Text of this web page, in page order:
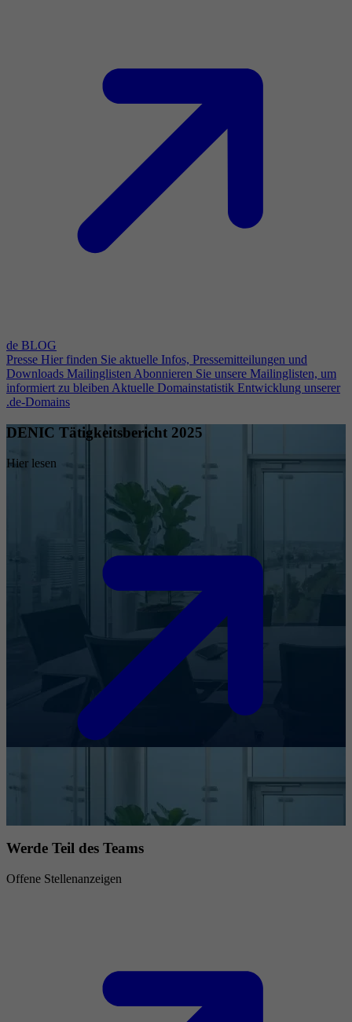
de BLOG
Presse Hier finden Sie aktuelle Infos, Pressemitteilungen und
Downloads Mailinglisten Abonnieren Sie unsere Mailinglisten, um
informiert zu bleiben Aktuelle Domainstatistik Entwicklung unserer
.de-Domains
DENIC Tätigkeitsbericht 2025
Hier lesen
Werde Teil des Teams
Offene Stellenanzeigen